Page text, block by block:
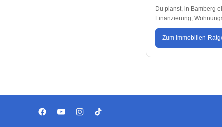
Du planst, in Bamberg
Finanzierung,
Zum Immobilien-